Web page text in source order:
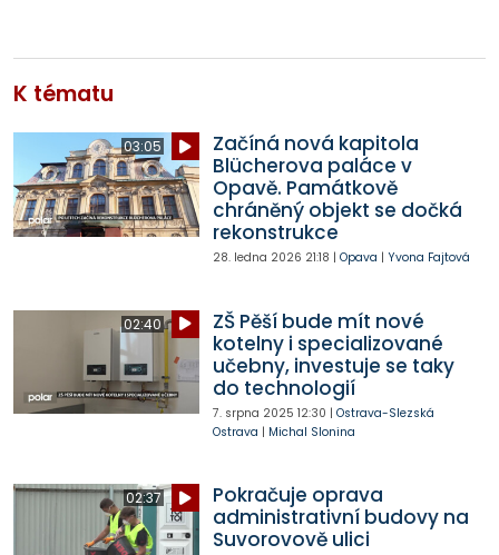
K tématu
03:05
Začíná nová kapitola
Blücherova paláce v
Opavě. Památkově
chráněný objekt se dočká
rekonstrukce
28. ledna 2026 21:18 | Opava | Yvona Fajtová
02:40
ZŠ Pěší bude mít nové
kotelny i specializované
učebny, investuje se taky
do technologií
7. srpna 2025 12:30 | Ostrava-Slezská
Ostrava | Michal Slonina
02:37
Pokračuje oprava
administrativní budovy na
Suvorovově ulici